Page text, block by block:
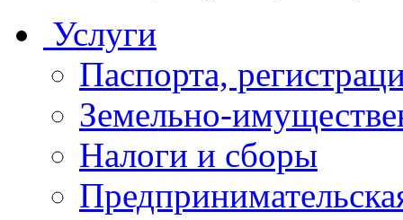
Услуги
Паспорта,
Земельно-
Налоги и сборы